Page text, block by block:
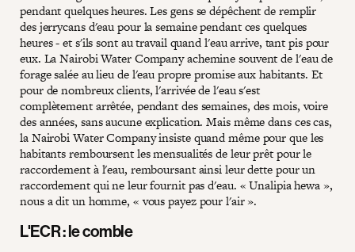
pendant quelques heures. Les gens se dépêchent de remplir
des jerrycans d'eau pour la semaine pendant ces quelques
heures - et s'ils sont au travail quand l'eau arrive, tant pis pour
eux. La Nairobi Water Company achemine souvent de l'eau de
forage salée au lieu de l'eau propre promise aux habitants. Et
pour de nombreux clients, l'arrivée de l'eau s'est
complètement arrêtée, pendant des semaines, des mois, voire
des années, sans aucune explication. Mais même dans ces cas,
la Nairobi Water Company insiste quand même pour que les
habitants remboursent les mensualités de leur prêt pour le
raccordement à l'eau, remboursant ainsi leur dette pour un
raccordement qui ne leur fournit pas d'eau. « Unalipia hewa »,
nous a dit un homme, « vous payez pour l'air ».
L'ECR : le comble